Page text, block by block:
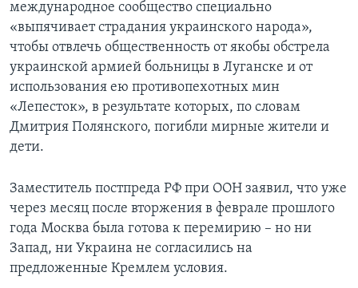
международное сообщество специально
«выпячивает страдания украинского народа»,
чтобы отвлечь общественность от якобы обстрела
украинской армией больницы в Луганске и от
использования ею противопехотных мин
«Лепесток», в результате которых, по словам
Дмитрия Полянского, погибли мирные жители и
дети.
Заместитель постпреда РФ при ООН заявил, что уже
через месяц после вторжения в феврале прошлого
года Москва была готова к перемирию – но ни
Запад, ни Украина не согласились на
предложенные Кремлем условия.